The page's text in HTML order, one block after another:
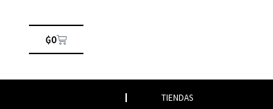
₲0
TIENDAS